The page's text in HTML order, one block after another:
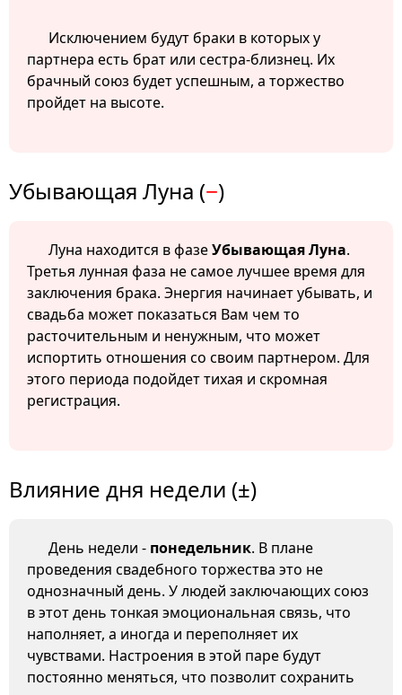
Исключением будут браки в которых у
партнера есть брат или сестра-близнец. Их
брачный союз будет успешным, а торжество
пройдет на высоте.
Убывающая Луна (−)
Луна находится в фазеУбывающая Луна.
Третья лунная фаза не самое лучшее время для
заключения брака. Энергия начинает убывать, и
свадьба может показаться Вам чем то
расточительным и ненужным, что может
испортить отношения со своим партнером. Для
этого периода подойдет тихая и скромная
регистрация.
Влияние дня недели (±)
День недели - понедельник. В плане
проведения свадебного торжества это не
однозначный день. У людей заключающих союз
в этот день тонкая эмоциональная связь, что
наполняет, а иногда и переполняет их
чувствами. Настроения в этой паре будут
постоянно меняться, что позволит сохранить